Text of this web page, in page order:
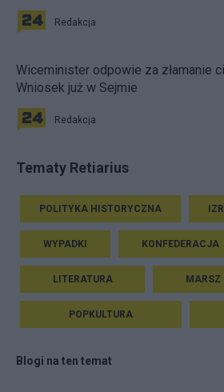
Redakcja
Wiceminister odpowie za złamanie
Wniosek już w Sejmie
Redakcja
Tematy Retiarius
POLITYKA HISTORYCZNA
WYPADKI KONFEDERACJA
LITERATURA MARSZ
POPKULTURA
Blogi na ten temat